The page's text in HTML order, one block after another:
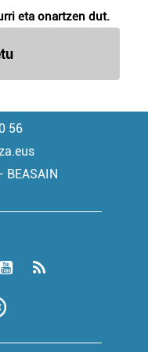
eta onartzen dut.
56
BEASAIN